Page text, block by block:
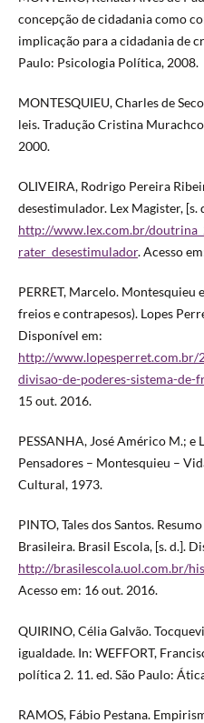
concepção de cidadania como
implicação para a cidadania de
Paulo: Psicologia Política, 2008.
MONTESQUIEU, Charles de
leis. Tradução Cristina
2000.
OLIVEIRA, Rodrigo Pereira
desestimulador. Lex Magister, [s.
http://www.lex.com.br/
rater_desestimulador. Acesso
PERRET, Marcelo. Montesquieu
freios e contrapesos). Lopes
Disponível em:
http://www.lopesperret.com.br/
divisao-de-poderes-sistema-de-
15 out. 2016.
PESSANHA, José Américo M.; e
Pensadores – Montesquieu –
Cultural, 1973.
PINTO, Tales dos Santos.
Brasileira. Brasil Escola, [s. d.].
http://brasilescola.uol.com.br/
Acesso em: 16 out. 2016.
QUIRINO, Célia Galvão.
igualdade. In: WEFFORT,
política 2. 11. ed. São Paulo:
RAMOS, Fábio Pestana.